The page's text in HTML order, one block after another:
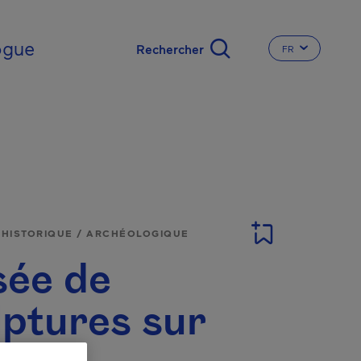
CHANGER
FR
/ ARCHÉOLOGIQUE
de
sur